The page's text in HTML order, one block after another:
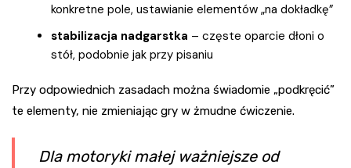
konkretne pole, ustawianie elementów „na dokładkę”
stabilizacja nadgarstka – częste oparcie dłoni o
stół, podobnie jak przy pisaniu
Przy odpowiednich zasadach można świadomie „podkręcić”
te elementy, nie zmieniając gry w żmudne ćwiczenie.
Dla motoryki małej ważniejsze od